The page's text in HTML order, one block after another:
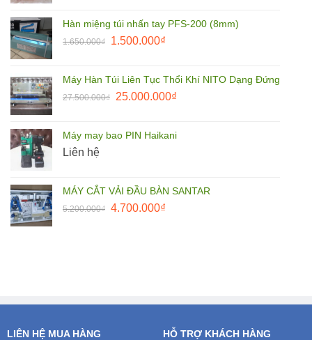
95.000.000₫.là:
Hàn miệng túi nhấn tay PFS-200 (8mm)
1.650.000₫
Giá
1.650.000₫.
1.500.000₫Giá
là:
1.500.000₫.
Máy Hàn Túi Liên Tục Thổi Khí NITO Dạng Đứng
27.500.000₫
Giá
27.500.000₫.
25.000.000₫Giá
là:
Máy may bao PIN Haikani
Liên hệ
MÁY CẮT VẢI ĐẦU BÀN SANTAR
5.200.000₫ Giá
4.700.000₫Giá
LIÊN HỆ MUA HÀNG
HỖ TRỢ KHÁCH HÀNG